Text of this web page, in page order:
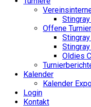
Offene
Oldies
Kalender
Kalender
Login
Kontakt